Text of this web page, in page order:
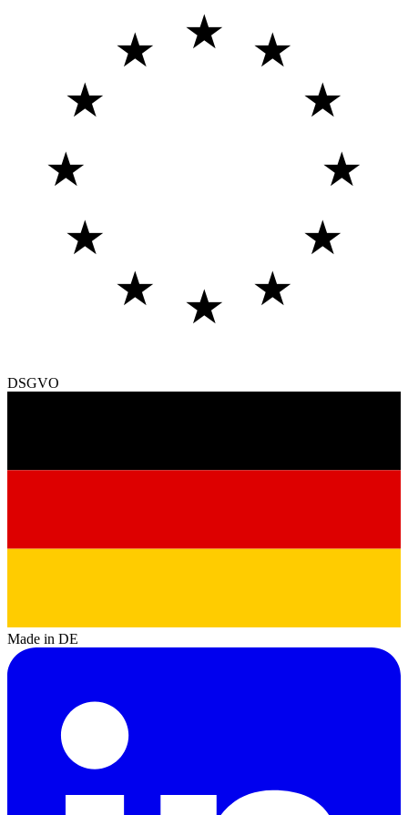
★ ★
★
★
★
★
★
★
★
★
★
★
DSGVO
Made in DE